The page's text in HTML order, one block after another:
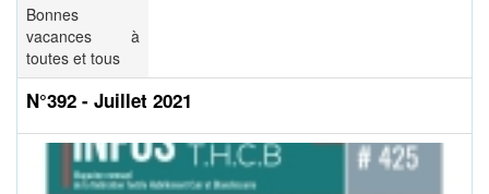
Bonnes
vacances à
toutes et tous
N°392 - Juillet 2021